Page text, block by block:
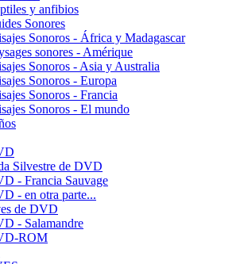
y anfibios
Sonores
Sonoros - África y Madagascar
sonores - Amérique
Sonoros - Asia y Australia
Sonoros - Europa
Sonoros - Francia
Sonoros - El mundo
Silvestre de DVD
- Francia Sauvage
- en otra parte...
de DVD
- Salamandre
ROM